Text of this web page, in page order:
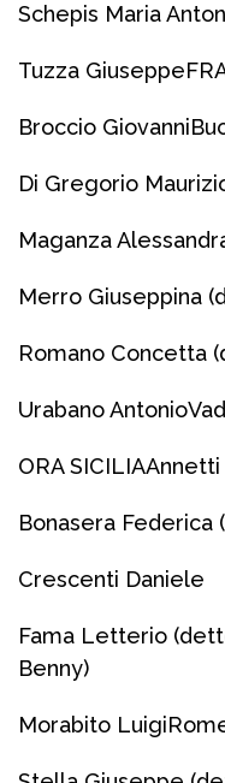
Schepis Maria
Tuzza Giuseppe
Broccio Giovanni
Di Gregorio
Maganza
Merro Giuseppina
Romano Concetta
Urabano Antonio
ORA SICILIAAnnetti
Bonasera Federica
Crescenti Daniele
Fama Letterio
Benny)
Morabito Luigi